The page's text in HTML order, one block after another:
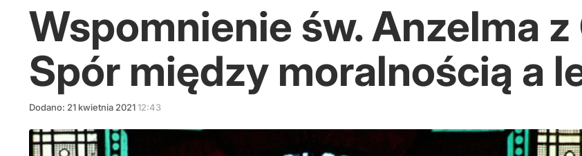
Wspomnienie św. Anzelma
Spór między moralnością a
Dodano: 21 kwietnia 202112:43